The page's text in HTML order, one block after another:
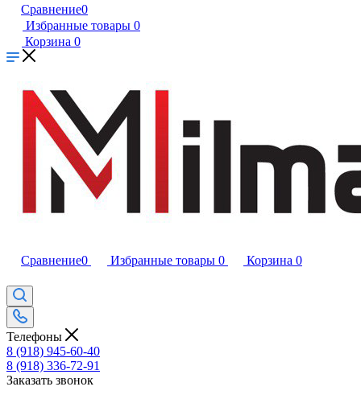
Сравнение0
Избранные товары 0
Корзина 0
Сравнение0 Избранные товары 0 Корзина 0
Телефоны
8 (918) 945-60-40
8 (918) 336-72-91
Заказать звонок